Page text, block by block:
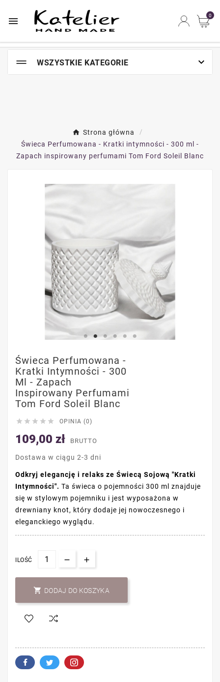
Najszybsze na świecie miejsce zakupów online
 0
WSZYSTKIE KATEGORIE 
Strona główna
Świeca Perfumowana - Kratki intymności - 300 ml -
Zapach inspirowany perfumami Tom Ford Soleil Blanc
Świeca Perfumowana -
Kratki Intymności - 300
Ml - Zapach
Inspirowany Perfumami
Tom Ford Soleil Blanc
     OPINIA (0)
109,00 zł BRUTTO
Dostawa w ciągu 2-3 dni
Odkryj elegancję i relaks ze Świecą Sojową "Kratki
Intymności". Ta świeca o pojemności 300 ml znajduje
się w stylowym pojemniku i jest wyposażona w
drewniany knot, który dodaje jej nowoczesnego i
eleganckiego wyglądu.
ILOŚĆ
 DODAJ DO KOSZYKA